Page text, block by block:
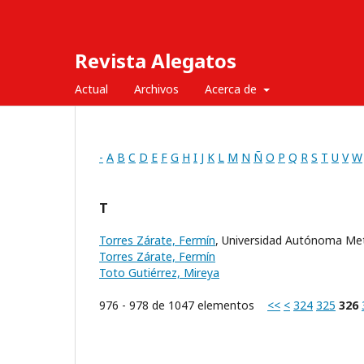
Revista Alegatos
Actual Archivos Acerca de
- A B C D E F G H I J K L M N Ñ O P Q R S T U V W
T
Torres Zárate, Fermín, Universidad Autónoma
Torres Zárate, Fermín
Toto Gutiérrez, Mireya
976 - 978 de 1047 elementos << < 324 325 326